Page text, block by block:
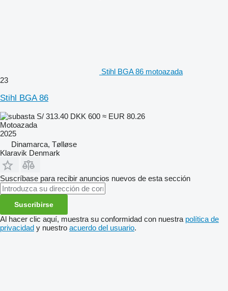
Stihl BGA 86 motoazada
23
Stihl BGA 86
S/ 313.40 DKK 600 ≈ EUR 80.26
Motoazada
2025
Dinamarca, Tølløse
Klaravik Denmark
Suscríbase para recibir anuncios nuevos de esta sección
Suscribirse
Al hacer clic aquí, muestra su conformidad con nuestra política de
privacidad y nuestro acuerdo del usuario.